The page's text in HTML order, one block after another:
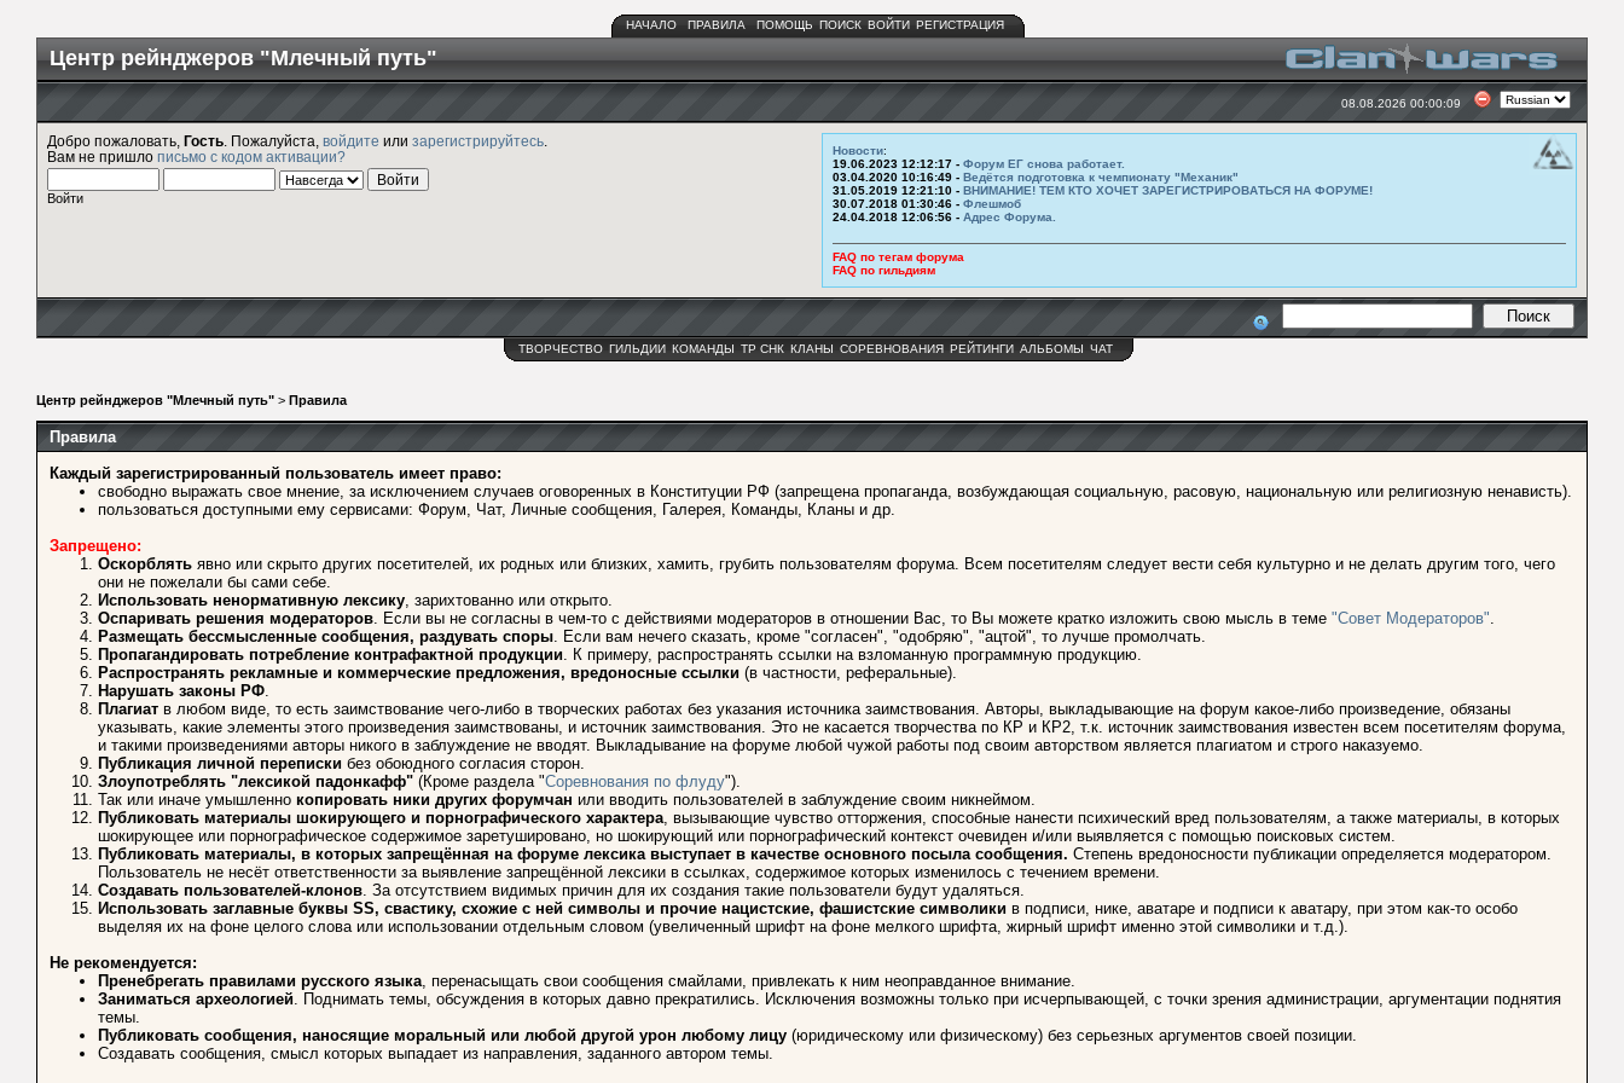
НАЧАЛО ПРАВИЛА ПОМОЩЬ ПОИСК ВОЙТИ РЕГИСТРАЦИЯ
Центр рейнджеров "Млечный путь"
08.08.2026 00:00:09
Добро пожаловать, Гость . Пожалуйста, войдите или зарегистрируйтесь
Вам не пришло письмо с кодом активации?
Войти
Новости:
19.06.2023 12:12:17 - Форум ЕГ снова работает.
03.04.2020 10:16:49 - Ведётся подготовка к чемпионату "Механик"
31.05.2019 12:21:10 - ВНИМАНИЕ! ТЕМ КТО ХОЧЕТ ЗАРЕГИСТРИРОВАТЬСЯ НА ФОРУМЕ!
30.07.2018 01:30:46 - Флешмоб
24.04.2018 12:06:56 - Адрес Форума.
FAQ по тегам форума
FAQ по гильдиям
ТВОРЧЕСТВО ГИЛЬДИИ КОМАНДЫ ТР СНК КЛАНЫ СОРЕВНОВАНИЯ РЕЙТИНГИ АЛЬБОМЫ ЧАТ
Центр рейнджеров "Млечный путь" > Правила
Правила
Каждый зарегистрированный пользователь имеет право:
свободно выражать свое мнение, за исключением случаев оговоренных в Конституции РФ (запрещена пропаганда, возбуждающая социальную, расовую, национальную или религиозную ненависть).
пользоваться доступными ему сервисами: Форум, Чат, Личные сообщения, Галерея, Команды, Кланы и др.
Запрещено:
Оскорблять явно или скрыто других посетителей, их родных или близких, хамить, грубить пользователям форума. Всем посетителям следует вести себя культурно и не делать другим того, чего
они не пожелали бы сами себе.
Использовать ненормативную лексику, зарихтованно или открыто.
Оспаривать решения модераторов. Если вы не согласны в чем-то с действиями модераторов в отношении Вас, то Вы можете кратко изложить свою мысль в теме "Совет Модераторов".
Размещать бессмысленные сообщения, раздувать споры. Если вам нечего сказать, кроме "согласен", "одобряю", "ацтой", то лучше промолчать.
Пропагандировать потребление контрафактной продукции. К примеру, распространять ссылки на взломанную программную продукцию.
Распространять рекламные и коммерческие предложения, вредоносные ссылки (в частности, реферальные).
Нарушать законы РФ.
Плагиат в любом виде, то есть заимствование чего-либо в творческих работах без указания источника заимствования. Авторы, выкладывающие на форум какое-либо произведение, обязаны
указывать, какие элементы этого произведения заимствованы, и источник заимствования. Это не касается творчества по КР и КР2, т.к. источник заимствования известен всем посетителям форума,
и такими произведениями авторы никого в заблуждение не вводят. Выкладывание на форуме любой чужой работы под своим авторством является плагиатом и строго наказуемо.
Публикация личной переписки без обоюдного согласия сторон.
Злоупотреблять "лексикой падонкафф" (Кроме раздела "Соревнования по флуду").
Так или иначе умышленно копировать ники других форумчан или вводить пользователей в заблуждение своим никнеймом.
Публиковать материалы шокирующего и порнографического характера, вызывающие чувство отторжения, способные нанести психический вред пользователям, а также материалы, в которых
шокирующее или порнографическое содержимое заретушировано, но шокирующий или порнографический контекст очевиден и/или выявляется с помощью поисковых систем.
Публиковать материалы, в которых запрещённая на форуме лексика выступает в качестве основного посыла сообщения. Степень вредоносности публикации определяется модератором.
Пользователь не несёт ответственности за выявление запрещённой лексики в ссылках, содержимое которых изменилось с течением времени.
Создавать пользователей-клонов. За отсутствием видимых причин для их создания такие пользователи будут удаляться.
Использовать заглавные буквы SS, свастику, схожие с ней символы и прочие нацистские, фашистские символики в подписи, нике, аватаре и подписи к аватару, при этом как-то особо
выделяя их на фоне целого слова или использовании отдельным словом (увеличенный шрифт на фоне мелкого шрифта, жирный шрифт именно этой символики и т.д.).
Не рекомендуется:
Пренебрегать правилами русского языка, перенасыщать свои сообщения смайлами, привлекать к ним неоправданное внимание.
Заниматься археологией. Поднимать темы, обсуждения в которых давно прекратились. Исключения возможны только при исчерпывающей, с точки зрения администрации, аргументации поднятия
темы.
Публиковать сообщения, наносящие моральный или любой другой урон любому лицу (юридическому или физическому) без серьезных аргументов своей позиции.
Создавать сообщения, смысл которых выпадает из направления, заданного автором темы.